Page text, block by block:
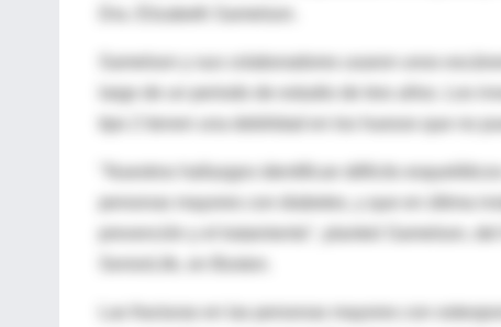
largo de un periodo de estudio de tres años. Los
"Nuestros hallazgos identifican déficits
personas mayores con diabetes, y que en última
prevención y el tratamiento", planteó Samelson,
Las fracturas en las personas mayores con